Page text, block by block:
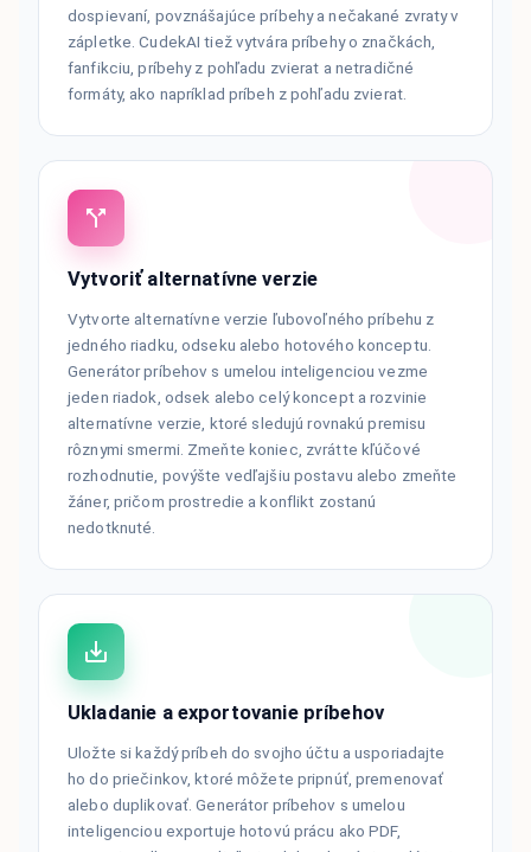
dospievaní, povznášajúce príbehy a nečakané zvraty v
zápletke. CudekAI tiež vytvára príbehy o značkách,
fanfikciu, príbehy z pohľadu zvierat a netradičné
formáty, ako napríklad príbeh z pohľadu zvierat.
Vytvoriť alternatívne verzie
Vytvorte alternatívne verzie ľubovoľného príbehu z
jedného riadku, odseku alebo hotového konceptu.
Generátor príbehov s umelou inteligenciou vezme
jeden riadok, odsek alebo celý koncept a rozvinie
alternatívne verzie, ktoré sledujú rovnakú premisu
rôznymi smermi. Zmeňte koniec, zvrátte kľúčové
rozhodnutie, povýšte vedľajšiu postavu alebo zmeňte
žáner, pričom prostredie a konflikt zostanú
nedotknuté.
Ukladanie a exportovanie príbehov
Uložte si každý príbeh do svojho účtu a usporiadajte
ho do priečinkov, ktoré môžete pripnúť, premenovať
alebo duplikovať. Generátor príbehov s umelou
inteligenciou exportuje hotovú prácu ako PDF,